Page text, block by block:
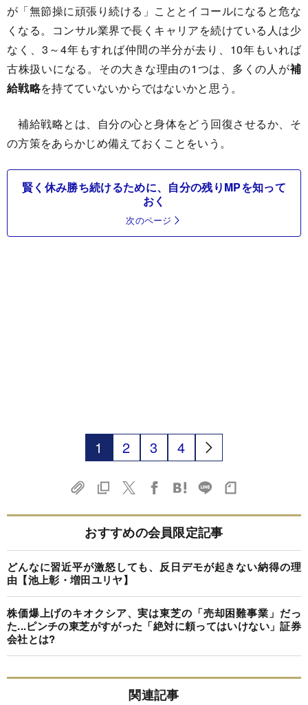
が「無節操に頑張り続ける」こととイコールになると危な
くなる。コンサル業界で長くキャリアを続けている人は少
なく、3～4年もすれば仲間の半分が去り、10年もいれば
古株扱いになる。その大きな理由の1つは、多くの人が補
給戦略を持てていないからではないかと思う。
補給戦略とは、自分の心と身体をどう回復させるか、そ
の方策をあらかじめ備えておくことをいう。
賢く休み勝ち続けるために、自分の残りMPを知って
おく
次のページ
1 2 3 4
おすすめの会員限定記事
どんなに習近平が激怒しても、反日デモが起きない納得の理
由【池上彰・増田ユリヤ】
株価爆上げのキオクシア、実は東芝の「売却困難事業」だっ
た...ピンチの東芝がすがった「絶対に頼ってはいけない」証券
会社とは?
関連記事